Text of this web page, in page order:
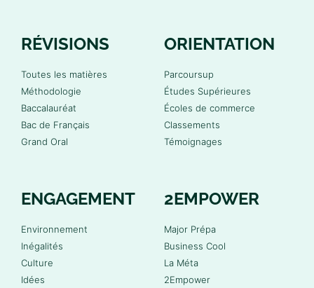
RÉVISIONS
Toutes les matières
Méthodologie
Baccalauréat
Bac de Français
Grand Oral
ORIENTATION
Parcoursup
Études Supérieures
Écoles de commerce
Classements
Témoignages
ENGAGEMENT
Environnement
Inégalités
Culture
Idées
2EMPOWER
Major Prépa
Business Cool
La Méta
2Empower